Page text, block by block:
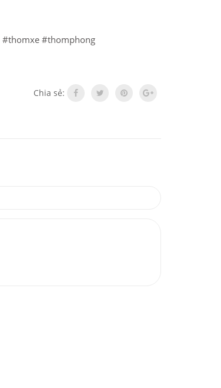
#thomxe #thomphong
Chia sẻ: